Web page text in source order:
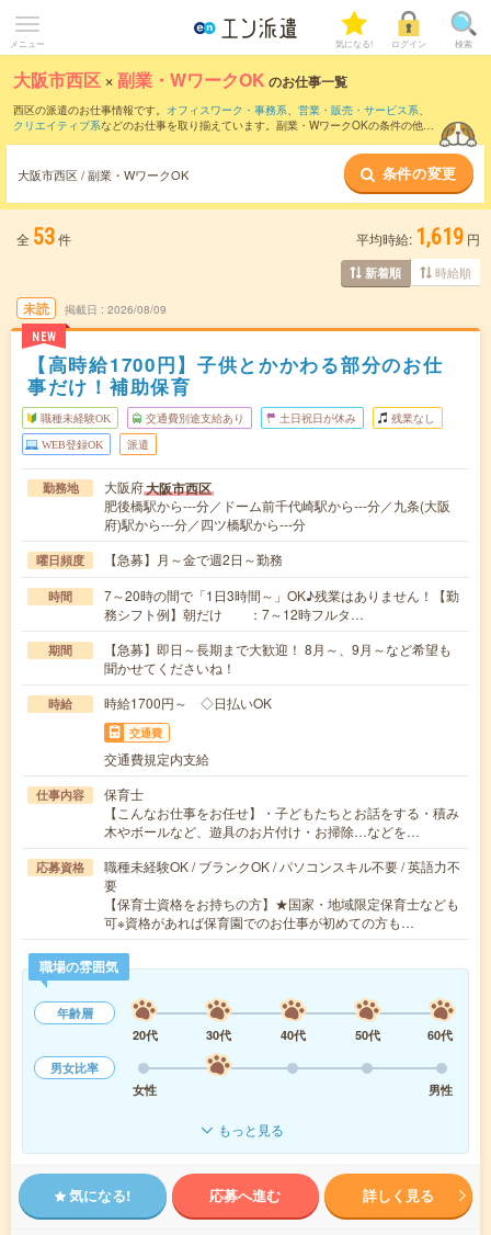
メニュー 気になる! ログイン 検索
大阪市西区 ×副業・WワークOK のお仕事一覧
西区の派遣のお仕事情報です。 オフィスワーク・事務系、 営業・販売・サービス系、
クリエイティブ系などのお仕事を取り揃えています。副業・WワークOKの条件の他
大阪市西区 / 副業・WワークOK 条件の変更
全 53件 平均時給: 1,619 円
新着順 時給順
未読
NEW
掲載日 2026/08/09
【高時給1700円】子供とかかわる部分のお仕
事だけ！補助保育
職種未経験OK 交通費別途支給あり 土日祝日が休み 残業なし
WEB登録OK 派遣
勤務地 大阪府大阪市西区
肥後橋駅から---分／ドーム前千代崎駅から---分／九条(大阪
府)駅から---分／四ツ橋駅から---分
曜日頻度 【急募】月～金で週2日～勤務
時間
7～20時の間で「1日3時間～」OK♪残業はありません！【勤
務シフト例】朝だけ ：7～12時フルタ…
期間
【急募】即日～長期まで大歓迎！ 8月～、9月～など希望も
聞かせてくださいね！
時給 時給1700円～ ◇日払いOK
交通費
交通費規定内支給
仕事内容
保育士
【こんなお仕事をお任せ】・子どもたちとお話をする・積み
木やボールなど、遊具のお片付け・お掃除…などを…
応募資格
職種未経験OK / ブランクOK / パソコンスキル不要 / 英語力不
要
【保育士資格をお持ちの方】★国家・地域限定保育士なども
可※資格があれば保育園でのお仕事が初めての方も…
職場の雰囲気
年齢層
20代
30代 40代 50代
60代
男女比率
女性
男性
もっと見る
気になる! 応募へ進む 詳しく見る